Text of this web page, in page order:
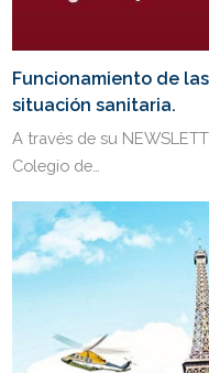
Funcionamiento de
situación sanitaria.
A través de su
Colegio de…